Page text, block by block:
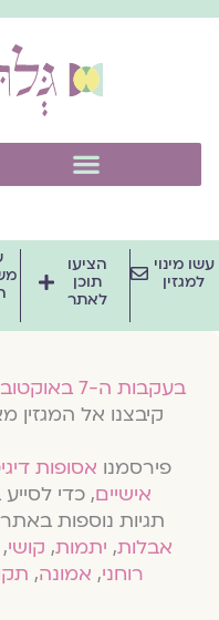
מינוי
למגזין
הציעו
תוכן
לאתר
בעקבות ה-7 באוקטובר 2023
קיבצנו אל המגזין
פירסמנואסופות
אישיים, כדי לסייע
תגיות נוספות
אבלות,יתמות,קושי,
רוחני,אמונה,